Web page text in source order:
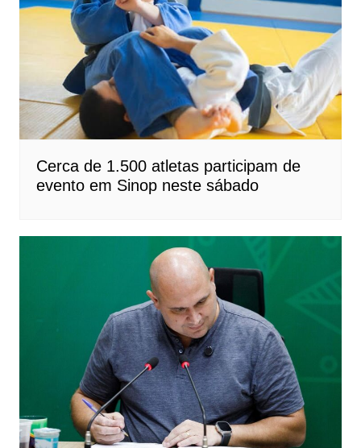
Cerca de 1.500 atletas participam de
evento em Sinop neste sábado